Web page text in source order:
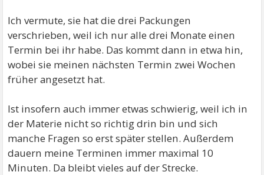
Ich vermute, sie hat die drei Packungen
verschrieben, weil ich nur alle drei Monate einen
Termin bei ihr habe. Das kommt dann in etwa hin,
wobei sie meinen nächsten Termin zwei Wochen
früher angesetzt hat.
Ist insofern auch immer etwas schwierig, weil ich in
der Materie nicht so richtig drin bin und sich
manche Fragen so erst später stellen. Außerdem
dauern meine Terminen immer maximal 10
Minuten. Da bleibt vieles auf der Strecke.